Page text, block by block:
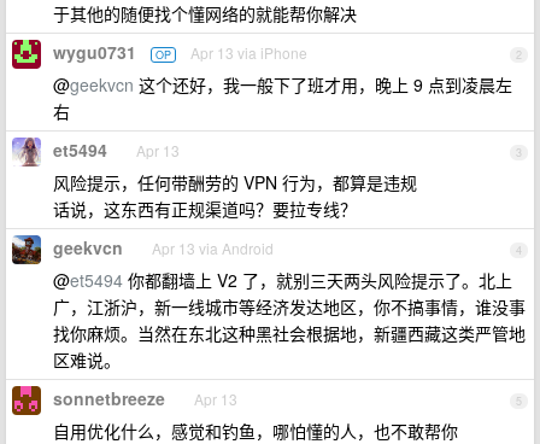
于其他的随便找个懂网络的就能帮你解决
2
wygu0731 OP Apr 13 via iPhone
@geekvcn 这个还好，我一般下了班才用，晚上 9 点到凌晨左
右
3
et5494 Apr 13
风险提示，任何带酬劳的 VPN 行为，都算是违规
话说，这东西有正规渠道吗？要拉专线？
4
geekvcn Apr 13 via Android
@et5494 你都翻墙上 V2 了，就别三天两头风险提示了。北上
广，江浙沪，新一线城市等经济发达地区，你不搞事情，谁没事
找你麻烦。当然在东北这种黑社会根据地，新疆西藏这类严管地
区难说。
5
sonnetbreeze Apr 13
自用优化什么，感觉和钓鱼，哪怕懂的人，也不敢帮你